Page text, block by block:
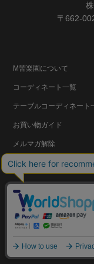
〒662-
M苦楽園について
コーディネート一覧
テーブルコーディネート
お買い物ガイド
メルマガ解除
法人の皆さま
ログイン お気に
送料につ